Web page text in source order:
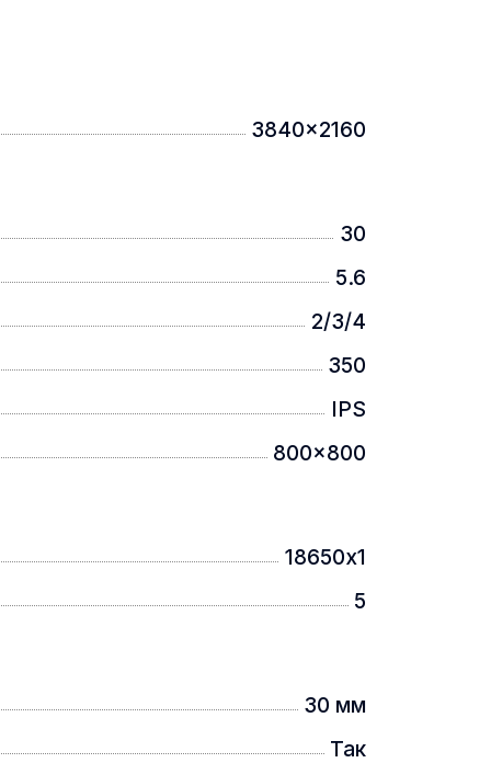
3840x2160
30
5.6
2/3/4
350
IPS
800x800
18650х1
5
30 мм
Так